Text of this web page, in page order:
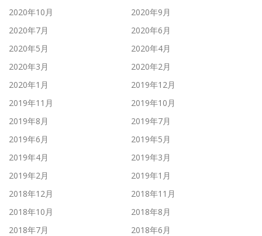
2020年10月
2020年9月
2020年7月
2020年6月
2020年5月
2020年4月
2020年3月
2020年2月
2020年1月
2019年12月
2019年11月
2019年10月
2019年8月
2019年7月
2019年6月
2019年5月
2019年4月
2019年3月
2019年2月
2019年1月
2018年12月
2018年11月
2018年10月
2018年8月
2018年7月
2018年6月